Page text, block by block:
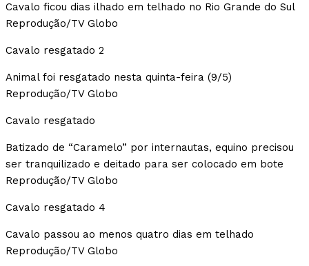
Cavalo ficou dias ilhado em telhado no Rio Grande do Sul
Reprodução/TV Globo
Cavalo resgatado 2
Animal foi resgatado nesta quinta-feira (9/5)
Reprodução/TV Globo
Cavalo resgatado
Batizado de “Caramelo” por internautas, equino precisou
ser tranquilizado e deitado para ser colocado em bote
Reprodução/TV Globo
Cavalo resgatado 4
Cavalo passou ao menos quatro dias em telhado
Reprodução/TV Globo